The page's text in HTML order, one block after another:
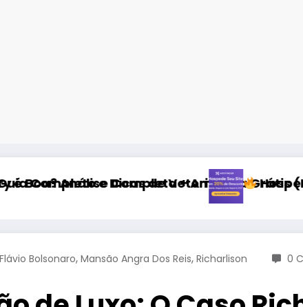
Veterinário
+ Amostra Grátis (Review Ração Super
Hospede Seu Site com
Flávio Bolsonaro, Mansão Angra Dos Reis, Richarlison 0